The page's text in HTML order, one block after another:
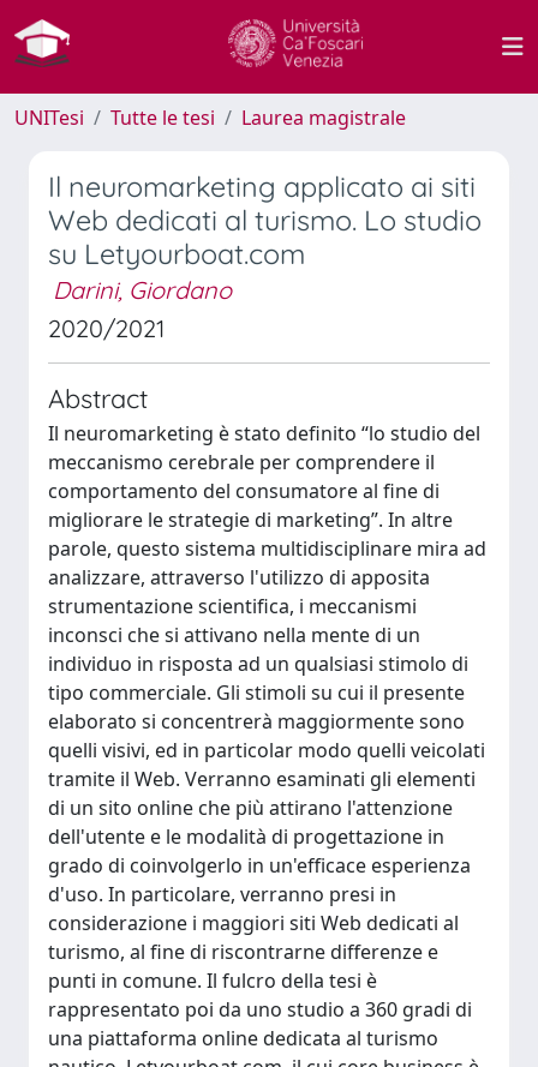
UNITesi Tutte le tesi Laurea magistrale
Il neuromarketing applicato ai siti
Web dedicati al turismo. Lo studio
su Letyourboat.com
Darini, Giordano
2020/2021
Abstract
Il neuromarketing è stato definito “lo studio del
meccanismo cerebrale per comprendere il
comportamento del consumatore al fine di
migliorare le strategie di marketing”. In altre
parole, questo sistema multidisciplinare mira ad
analizzare, attraverso l'utilizzo di apposita
strumentazione scientifica, i meccanismi
inconsci che si attivano nella mente di un
individuo in risposta ad un qualsiasi stimolo di
tipo commerciale. Gli stimoli su cui il presente
elaborato si concentrerà maggiormente sono
quelli visivi, ed in particolar modo quelli veicolati
tramite il Web. Verranno esaminati gli elementi
di un sito online che più attirano l'attenzione
dell'utente e le modalità di progettazione in
grado di coinvolgerlo in un'efficace esperienza
d'uso. In particolare, verranno presi in
considerazione i maggiori siti Web dedicati al
turismo, al fine di riscontrarne differenze e
punti in comune. Il fulcro della tesi è
rappresentato poi da uno studio a 360 gradi di
una piattaforma online dedicata al turismo